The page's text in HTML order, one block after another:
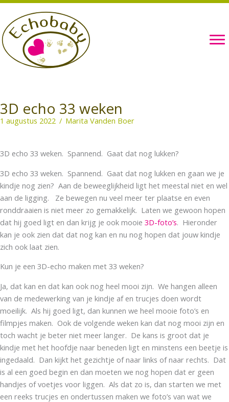
Ga
naar
de
inhoud
3D echo 33 weken
1 augustus 2022 / Marita Vanden Boer
3D echo 33 weken. Spannend. Gaat dat nog lukken?
3D echo 33 weken. Spannend. Gaat dat nog lukken en gaan we je
kindje nog zien? Aan de beweeglijkheid ligt het meestal niet en wel
aan de ligging. Ze bewegen nu veel meer ter plaatse en even
ronddraaien is niet meer zo gemakkelijk. Laten we gewoon hopen
dat hij goed ligt en dan krijg je ook mooie 3D-foto’s. Hieronder
kan je ook zien dat dat nog kan en nu nog hopen dat jouw kindje
zich ook laat zien.
Kun je een 3D-echo maken met 33 weken?
Ja, dat kan en dat kan ook nog heel mooi zijn. We hangen alleen
van de medewerking van je kindje af en trucjes doen wordt
moeilijk. Als hij goed ligt, dan kunnen we heel mooie foto’s en
filmpjes maken. Ook de volgende weken kan dat nog mooi zijn en
toch wacht je beter niet meer langer. De kans is groot dat je
kindje met het hoofdje naar beneden ligt en minstens een beetje is
ingedaald. Dan kijkt het gezichtje of naar links of naar rechts. Dat
is al een goed begin en dan moeten we nog hopen dat er geen
handjes of voetjes voor liggen. Als dat zo is, dan starten we met
een reeks trucjes en ondertussen maken we foto’s van wat we